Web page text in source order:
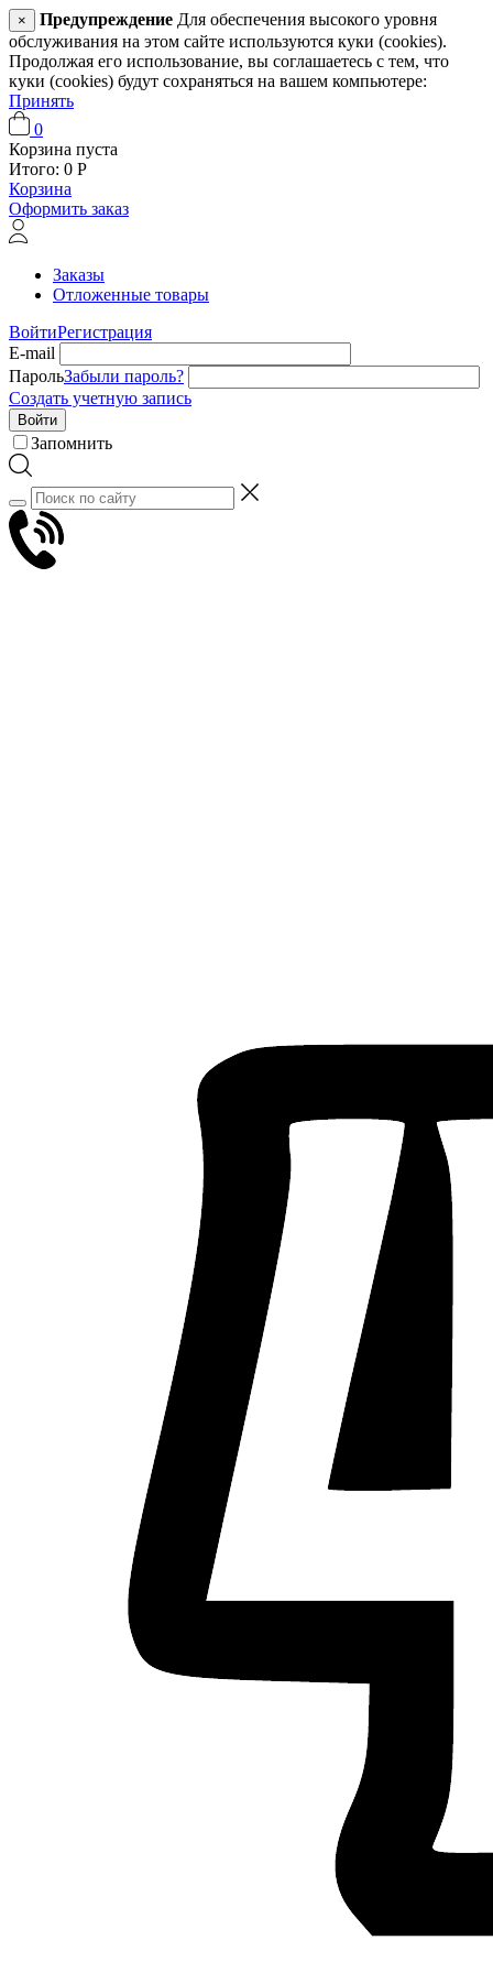
× Предупреждение Для обеспечения высокого уровня
обслуживания на этом сайте используются куки (cookies).
Продолжая его использование, вы соглашаетесь с тем, что
куки (cookies) будут сохраняться на вашем компьютере:
Принять
0
Корзина пуста
Итого: 0 Р
Корзина
Оформить заказ
Заказы
Отложенные товары
ВойтиРегистрация
E-mail
ПарольЗабыли пароль?
Создать учетную запись
Войти
Запомнить